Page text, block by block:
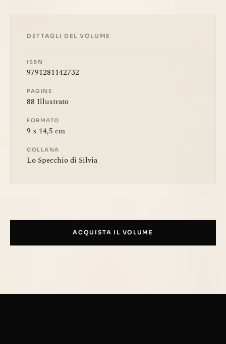
DETTAGLI DEL VOLUME
ISBN
9791281142732
PAGINE
88 Illustrato
FORMATO
9 x 14,5 cm
COLLANA
Lo Specchio di Silvia
ACQUISTA IL VOLUME